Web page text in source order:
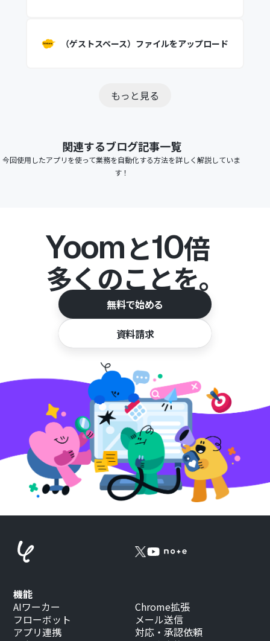
（ゲストスペース）ファイルをアップロード
もっと見る
関連するブログ記事一覧
今回使用したアプリを使って業務を自動化する方法を詳しく解説していま
す！
Yoomと10倍
多くのことを。
無料で始める
資料請求
機能
AIワーカー
フローボット
アプリ連携
Chrome拡張
メール送信
対応・承認依頼